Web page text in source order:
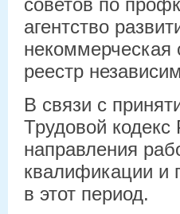
агентство
некоммерческая
реестр
В связи с
Трудовой
направления
квалификации и
в этот период.